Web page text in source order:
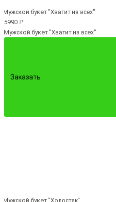
5990 ₽
Мужской букет "Хватит на всех"
Заказать